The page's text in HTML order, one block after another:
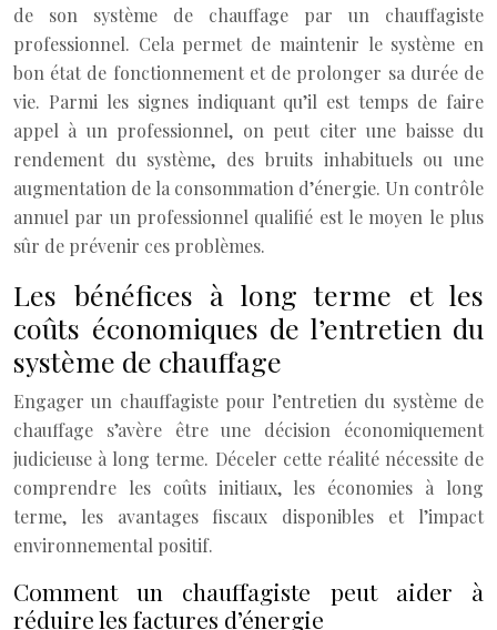
de son système de chauffage par un chauffagiste
professionnel. Cela permet de maintenir le système en
bon état de fonctionnement et de prolonger sa durée de
vie. Parmi les signes indiquant qu’il est temps de faire
appel à un professionnel, on peut citer une baisse du
rendement du système, des bruits inhabituels ou une
augmentation de la consommation d’énergie. Un contrôle
annuel par un professionnel qualifié est le moyen le plus
sûr de prévenir ces problèmes.
Les bénéfices à long terme et les
coûts économiques de l’entretien du
système de chauffage
Engager un chauffagiste pour l’entretien du système de
chauffage s’avère être une décision économiquement
judicieuse à long terme. Déceler cette réalité nécessite de
comprendre les coûts initiaux, les économies à long
terme, les avantages fiscaux disponibles et l’impact
environnemental positif.
Comment un chauffagiste peut aider à
réduire les factures d’énergie